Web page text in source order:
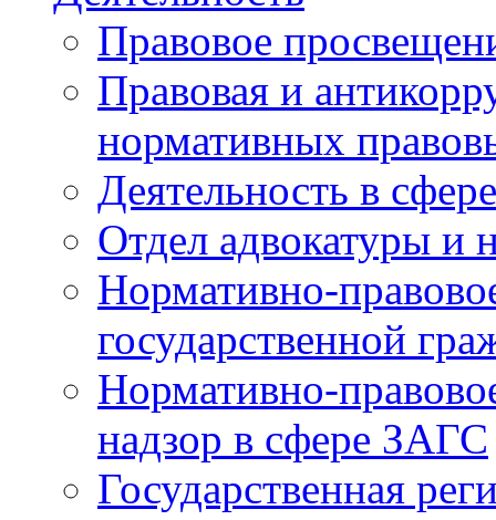
Правовое
Правовая и
нормативных
Деятельность в
Отдел адвокатуры и
Нормативно-
государственной
Нормативно-
надзор в сфере ЗАГС
Государственная